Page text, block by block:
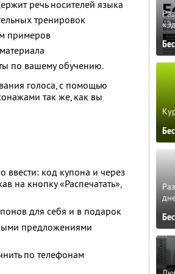
речь носителей языка
тренировок
примеров
по вашему обучению.
голоса, с помощью
так же, как вы
ввести: код купона и через
на кнопку «Распечатать»,
для себя и в подарок
предложениями
по телефонам